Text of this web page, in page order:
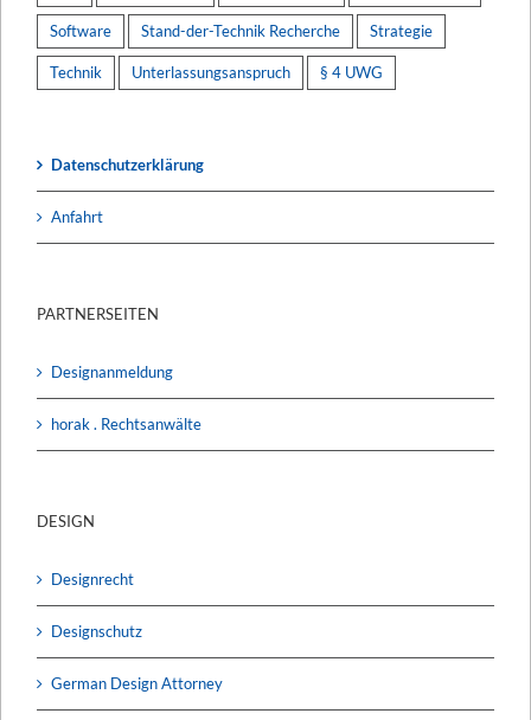
Software Stand-der-Technik Recherche Strategie
Technik Unterlassungsanspruch § 4 UWG
Datenschutzerklärung
Anfahrt
PARTNERSEITEN
Designanmeldung
horak . Rechtsanwälte
DESIGN
Designrecht
Designschutz
German Design Attorney